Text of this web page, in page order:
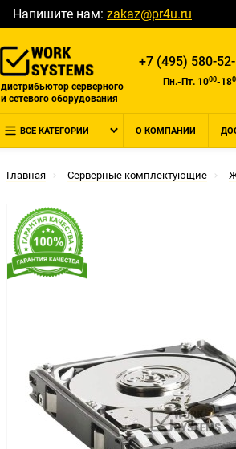
Напишите нам: zakaz@pr4u.ru
дистрибьютор серверного
и сетевого оборудования
+7 (495) 580-
Пн.-Пт. 1000-18
ВСЕ КАТЕГОРИИ О КОМПАНИИ
Главная Серверные комплектующие